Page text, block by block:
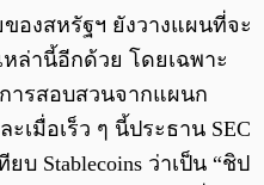
องสหรัฐฯ ยังวางแผนที่จะ
หล่านี้อีกด้วย โดยเฉพาะ
ารสอบสวนจากแผนก
เมื่อเร็ว ๆ นี้ประธาน SEC
ยบ Stablecoins ว่าเป็น “ชิป